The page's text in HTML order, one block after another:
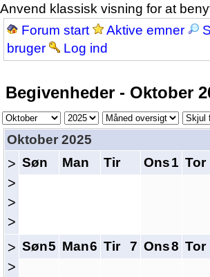
Anvend klassisk visning for at
Forum start
Aktive emner
bruger
Log ind
Begivenheder - Oktober
Oktober 2025
>
>
>
>
Søn Man Tir 1
Ons Tor
>
>
5
Søn 6
Man 7
Tir 8
Ons Tor